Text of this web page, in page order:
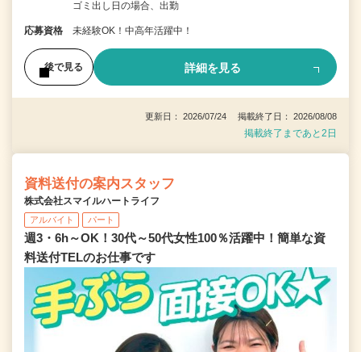
ゴミ出し日の場合、出勤
応募資格 未経験OK！中高年活躍中！
後で見る 詳細を見る
更新日： 2026/07/24 掲載終了日： 2026/08/08
掲載終了まであと2日
資料送付の案内スタッフ
株式会社スマイルハートライフ
アルバイト パート
週3・6h～OK！30代～50代女性100％活躍中！簡単な資
料送付TELのお仕事です